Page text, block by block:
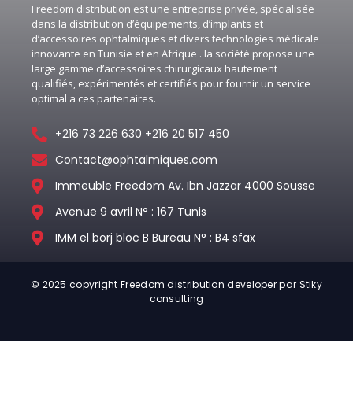
Freedom distribution est une entreprise privée, spécialisée
dans la distribution d’équipements, d’implants et
d’accessoires ophtalmiques et divers technologies médicale
innovante en Tunisie et en Afrique . la société propose une
large gamme d’accessoires chirurgicaux hautement
qualifiés, expérimentés et certifiés pour fournir un service
optimal a ces partenaires.
+216 73 226 630 +216 20 517 450
Contact@ophtalmiques.com
Immeuble Freedom Av. Ibn Jazzar 4000 Sousse
Avenue 9 avril N° : 167 Tunis
IMM el borj bloc B Bureau N° : B4 sfax
© 2025 copyright Freedom distribution developer par Stiky
consulting